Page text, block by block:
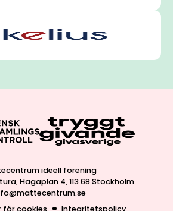
ideell förening
Hagaplan 4, 113 68 Stockholm
för cookies
Integritetspolicy